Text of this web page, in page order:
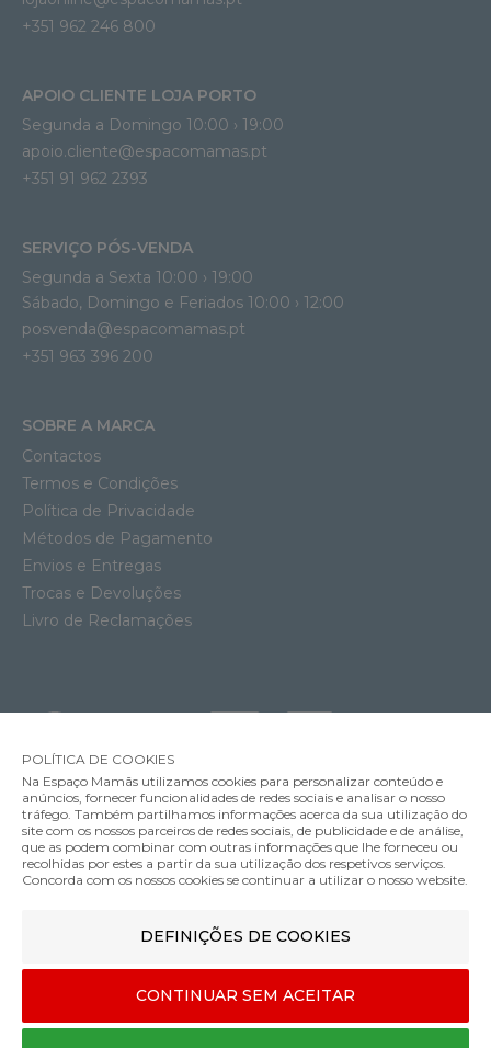
Assento Ergonómico Bumbo Floor Seat 3-12m
Cor
+351 962 246 800
APOIO CLIENTE LOJA PORTO
Segunda a Domingo 10:00 › 19:00
apoio.cliente@espacomamas.pt
+351 91 962 2393
SERVIÇO PÓS-VENDA
Segunda a Sexta 10:00 › 19:00
Sábado, Domingo e Feriados 10:00 › 12:00
posvenda@espacomamas.pt
+351 963 396 200
SOBRE A MARCA
Contactos
Termos e Condições
Política de Privacidade
Métodos de Pagamento
Envios e Entregas
Trocas e Devoluções
Livro de Reclamações
MÉTODOS DE ENVIO
MÉTODOS DE PAGAMENTO
Designed & developed by
POLÍTICA DE COOKIES
Na Espaço Mamãs utilizamos cookies para personalizar conteúdo e
anúncios, fornecer funcionalidades de redes sociais e analisar o nosso
tráfego. Também partilhamos informações acerca da sua utilização do
site com os nossos parceiros de redes sociais, de publicidade e de análise,
que as podem combinar com outras informações que lhe forneceu ou
recolhidas por estes a partir da sua utilização dos respetivos serviços.
Concorda com os nossos cookies se continuar a utilizar o nosso website.
DEFINIÇÕES DE COOKIES
CONTINUAR SEM ACEITAR